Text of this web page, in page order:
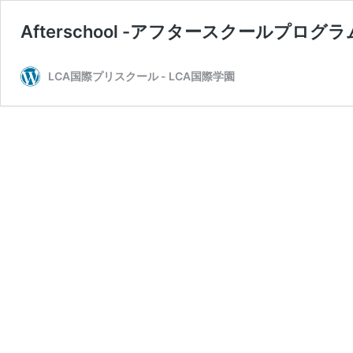
Afterschool -アフタースクールプログラ
LCA国際プリスクール - LCA国際学園